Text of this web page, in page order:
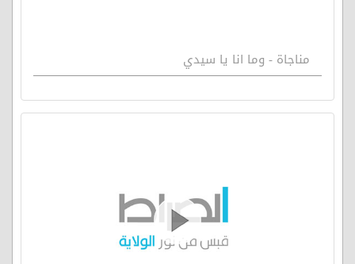
مناجاة - وما انا يا سيدي